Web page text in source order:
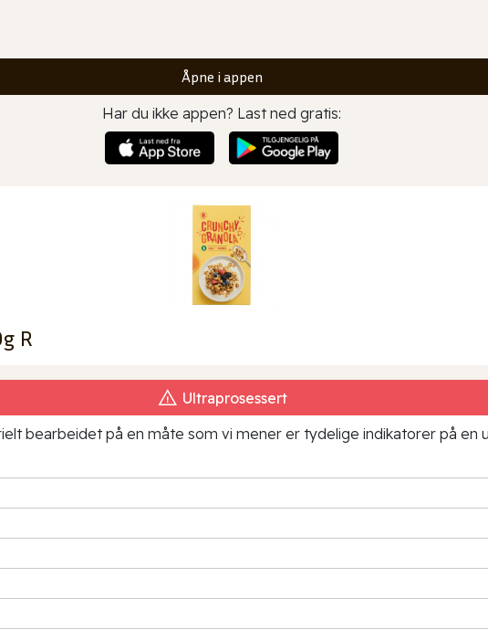
Åpne i appen
Har du ikke appen? Last ned gratis:
R
Ultraprosessert
bearbeidet på en måte som vi mener er tydelige indikatorer på en